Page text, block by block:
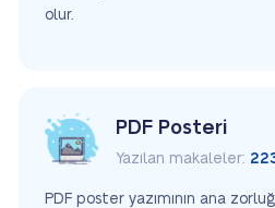
olur.
PDF Posteri
Yazılan makaleler:
PDF poster yazımının ana